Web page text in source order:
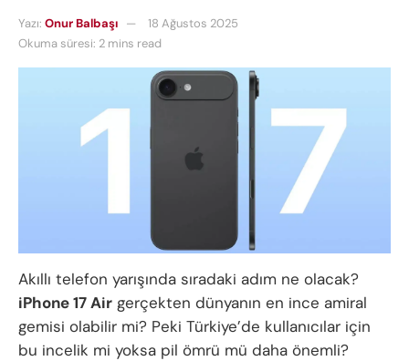
Yazı: Onur Balbaşı
18 Ağustos 2025
Okuma süresi: 2 mins read
Akıllı telefon yarışında sıradaki adım ne olacak?
iPhone 17 Air gerçekten dünyanın en ince amiral
gemisi olabilir mi? Peki Türkiye’de kullanıcılar için
bu incelik mi yoksa pil ömrü mü daha önemli?